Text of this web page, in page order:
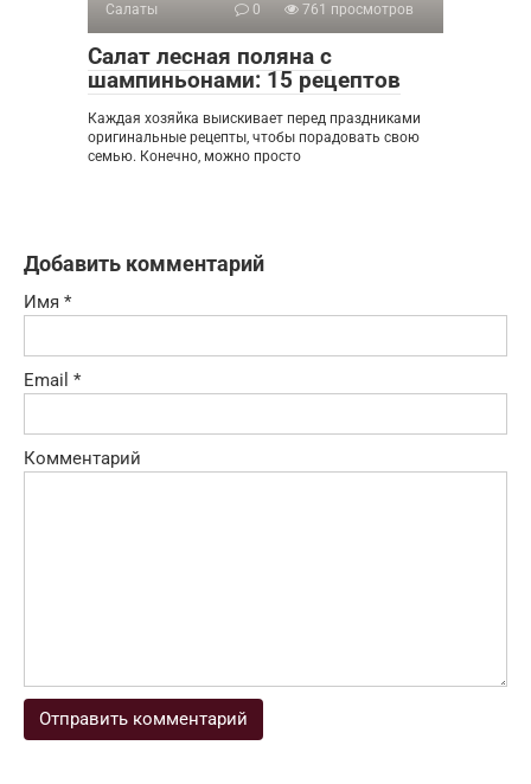
Салаты 0 761 просмотров
Салат лесная поляна с
шампиньонами: 15 рецептов
Каждая хозяйка выискивает перед праздниками
оригинальные рецепты, чтобы порадовать свою
семью. Конечно, можно просто
Добавить комментарий
Имя *
Email *
Комментарий